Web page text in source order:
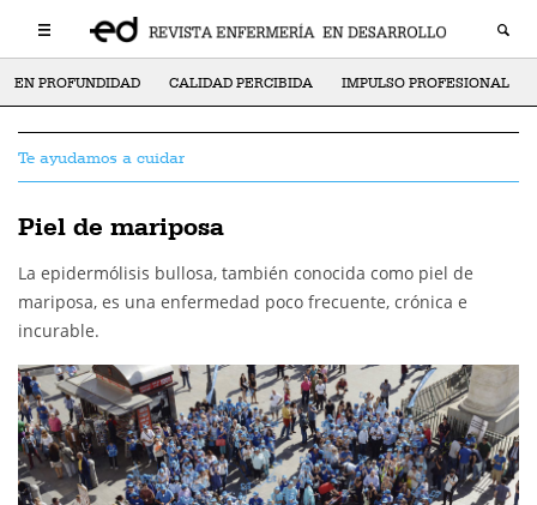
EN PROFUNDIDAD CALIDAD PERCIBIDA IMPULSO PROFESIONAL
Te ayudamos a cuidar
Piel de mariposa
La epidermólisis bullosa, también conocida como piel de
mariposa, es una enfermedad poco frecuente, crónica e
incurable.